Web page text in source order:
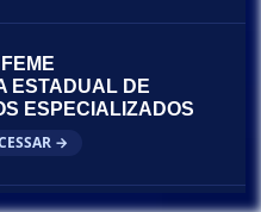
FEME
ESTADUAL DE
ESPECIALIZADOS
→